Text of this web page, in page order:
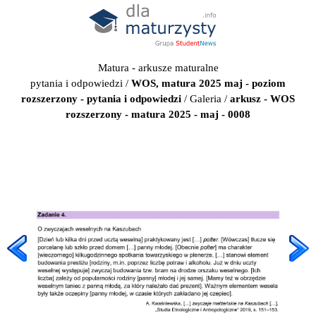
Matura - arkusze maturalne
pytania i odpowiedzi / WOS, matura 2025 maj - poziom
rozszerzony - pytania i odpowiedzi / Galeria / arkusz - WOS
rozszerzony - matura 2025 - maj - 0008